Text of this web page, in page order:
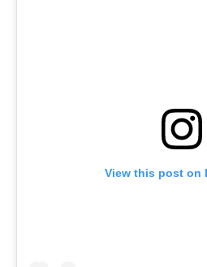
View this post on